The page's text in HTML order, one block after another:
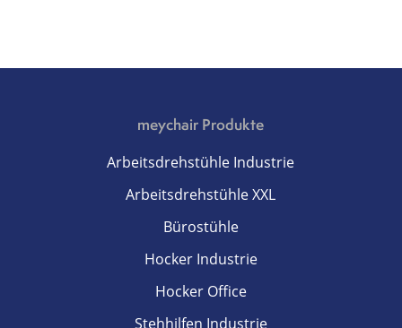
meychair Produkte
Arbeitsdrehstühle Industrie
Arbeitsdrehstühle XXL
Bürostühle
Hocker Industrie
Hocker Office
Stehhilfen Industrie